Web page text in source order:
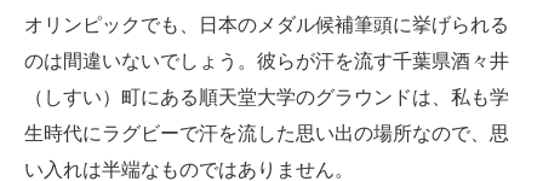
オリンピックでも、日本のメダル候補筆頭に挙げられる
のは間違いないでしょう。彼らが汗を流す千葉県酒々井
（しすい）町にある順天堂大学のグラウンドは、私も学
生時代にラグビーで汗を流した思い出の場所なので、思
い入れは半端なものではありません。